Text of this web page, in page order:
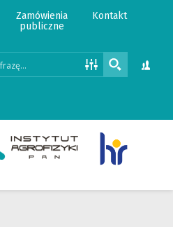
Zamówienia
publiczne
Kontakt